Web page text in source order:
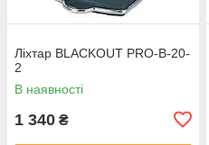
Лiхтар BLACKOUT PRO-B-20-
2
В наявності
1 340 ₴